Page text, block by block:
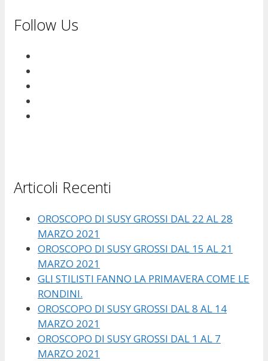
Follow Us
Articoli Recenti
OROSCOPO DI SUSY GROSSI DAL 22 AL 28
MARZO 2021
OROSCOPO DI SUSY GROSSI DAL 15 AL 21
MARZO 2021
GLI STILISTI FANNO LA PRIMAVERA COME LE
RONDINI.
OROSCOPO DI SUSY GROSSI DAL 8 AL 14
MARZO 2021
OROSCOPO DI SUSY GROSSI DAL 1 AL 7
MARZO 2021